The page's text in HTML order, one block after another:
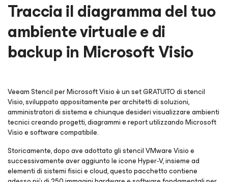
Traccia il diagramma del tuo
ambiente virtuale e di
backup in Microsoft Visio
Veeam Stencilper Microsoft Visioè un set GRATUITO di stencil
Visio, sviluppato appositamente per architetti di soluzioni,
amministratori di sistema e chiunque desideri visualizzare ambienti
tecnici creando progetti, diagrammi e report utilizzando Microsoft
Visio e software compatibile.
Storicamente, dopo ave adottato gli stencil VMware Visio e
successivamente aver aggiunto le icone Hyper-V, insieme ad
elementi di sistemi fisici e cloud, questo pacchetto contiene